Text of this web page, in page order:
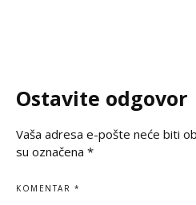
Ostavite odgovor
Vaša adresa e-pošte neće biti
su označena *
KOMENTAR *